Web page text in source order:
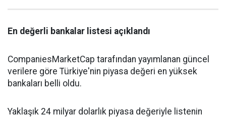
En değerli bankalar listesi açıklandı
CompaniesMarketCap tarafından yayımlanan güncel
verilere göre Türkiye'nin piyasa değeri en yüksek
bankaları belli oldu.
Yaklaşık 24 milyar dolarlık piyasa değeriyle listenin